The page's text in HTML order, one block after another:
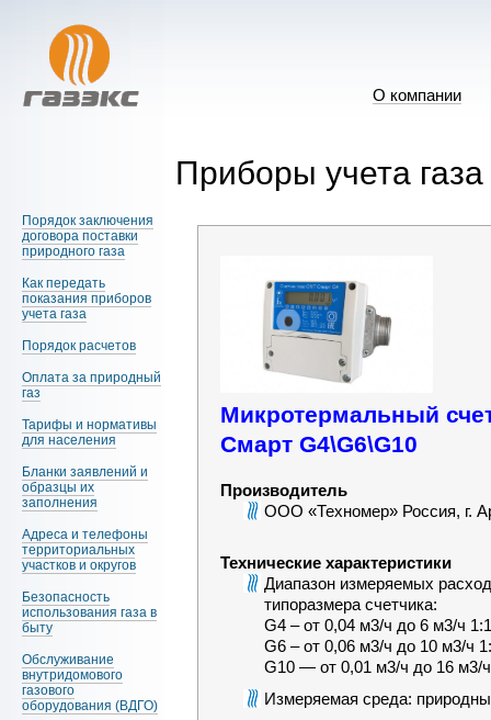
О компании
Приборы учета газа
Микротермальный
Смарт G4\G6\G10
Производитель
ООО «Техномер» Россия, г.
Технические характеристики
Диапазон измеряемых
типоразмера счетчика:
G4 – от 0,04 м3/ч до 6 м3/ч
G6 – от 0,06 м3/ч до 10 м3/ч
G10 — от 0,01 м3/ч до 16 м3/
Измеряемая среда:
Порядок заключения
договора поставки
природного газа
Как передать
показания приборов
учета газа
Порядок расчетов
Оплата за природный
газ
Тарифы и нормативы
для населения
Бланки заявлений и
образцы их
заполнения
Адреса и телефоны
территориальных
участков и округов
Безопасность
использования газа в
быту
Обслуживание
внутридомового
газового
оборудования (ВДГО)